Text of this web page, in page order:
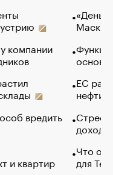
компании
вредить
и квартир
Маск в
основ
ЕС
нефти
Что
для